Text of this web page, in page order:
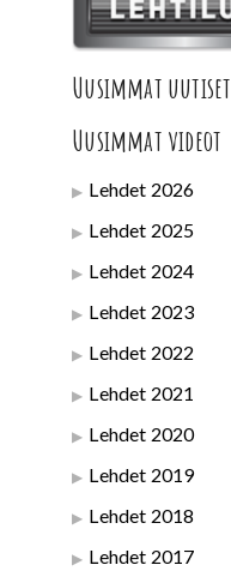
Uusimmat uutiset
Uusimmat videot
Lehdet 2026
Lehdet 2025
Lehdet 2024
Lehdet 2023
Lehdet 2022
Lehdet 2021
Lehdet 2020
Lehdet 2019
Lehdet 2018
Lehdet 2017